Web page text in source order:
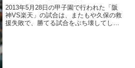
2013年5月28日の甲子園で行われた「阪
神VS楽天」の試合は、またもや久保の救
援失敗で、勝てる試合をぶち壊してしま